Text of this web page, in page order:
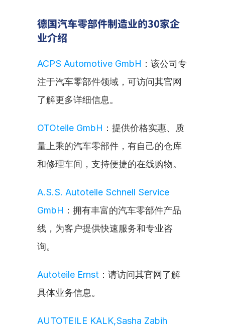
德国汽车零部件制造业的30家企
业介绍
ACPS Automotive GmbH ：该公司专
注于汽车零部件领域，可访问其官网
了解更多详细信息。
OTOteile GmbH ：提供价格实惠、质
量上乘的汽车零部件，有自己的仓库
和修理车间，支持便捷的在线购物。
A.S.S. Autoteile Schnell Service
GmbH ：拥有丰富的汽车零部件产品
线，为客户提供快速服务和专业咨
询。
Autoteile Ernst ：请访问其官网了解
具体业务信息。
AUTOTEILE KALK,Sasha Zabih